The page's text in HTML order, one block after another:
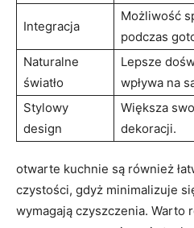
Integracja
Możliwość
podczas
Naturalne
światło
Lepsze
wpływa na
Stylowy
design
Większa
dekoracji.
otwarte kuchnie są również
czystości, gdyż minimalizuje
wymagają czyszczenia. Warto